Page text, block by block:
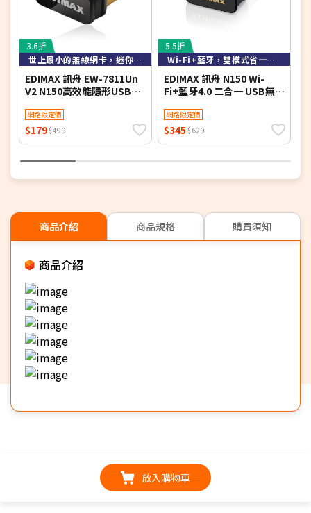
3.6折
世上最小的無線網卡，迷你易攜帶
EDIMAX 訊舟 EW-7811Un
V2 N150高效能隱形USB無
網路限定價
$179$499
5.5折
Wi-Fi+藍牙，雙模式省一USB埠
EDIMAX 訊舟 N150 Wi-
Fi+藍牙4.0 二合一 USB無線
網路限定價
$345 $629
商品介紹 商品規格 購買須知
商品介紹
放入購物車